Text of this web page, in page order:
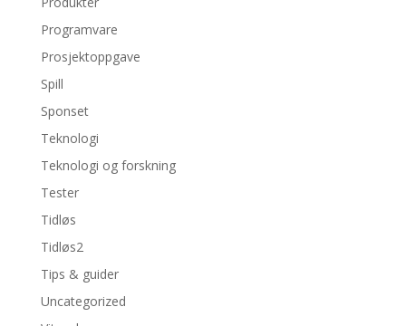
Programvare
Prosjektoppgave
Spill
Sponset
Teknologi
Teknologi og forskning
Tester
Tidløs
Tidløs2
Tips & guider
Uncategorized